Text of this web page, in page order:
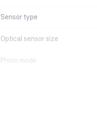
Sensor type
Optical sensor size
Photo mode